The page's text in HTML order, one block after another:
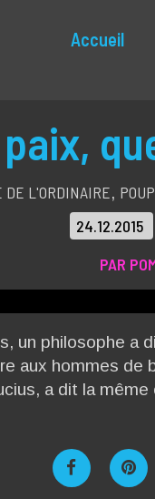
Accueil
DE L'ORDINAIRE,
24.12.2015
PAR
un philosophe a
aux hommes de
a dit la